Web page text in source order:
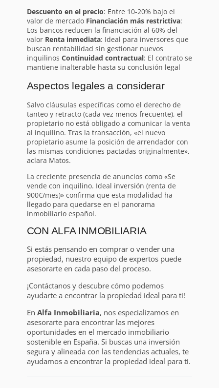
Descuento en el precio: Entre 10-20% bajo el
valor de mercado Financiación más restrictiva:
Los bancos reducen la financiación al 60% del
valor Renta inmediata: Ideal para inversores que
buscan rentabilidad sin gestionar nuevos
inquilinos Continuidad contractual: El contrato se
mantiene inalterable hasta su conclusión legal
Aspectos legales a considerar
Salvo cláusulas específicas como el derecho de
tanteo y retracto (cada vez menos frecuente), el
propietario no está obligado a comunicar la venta
al inquilino. Tras la transacción, «el nuevo
propietario asume la posición de arrendador con
las mismas condiciones pactadas originalmente»,
aclara Matos.
La creciente presencia de anuncios como «Se
vende con inquilino. Ideal inversión (renta de
900€/mes)» confirma que esta modalidad ha
llegado para quedarse en el panorama
inmobiliario español.
CON ALFA INMOBILIARIA
Si estás pensando en comprar o vender una
propiedad, nuestro equipo de expertos puede
asesorarte en cada paso del proceso.
¡Contáctanos y descubre cómo podemos
ayudarte a encontrar la propiedad ideal para ti!
En Alfa Inmobiliaria, nos especializamos en
asesorarte para encontrar las mejores
oportunidades en el mercado inmobiliario
sostenible en España. Si buscas una inversión
segura y alineada con las tendencias actuales, te
ayudamos a encontrar la propiedad ideal para ti.